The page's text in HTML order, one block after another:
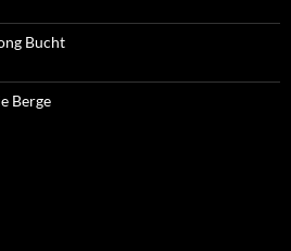
Bucht
Berge